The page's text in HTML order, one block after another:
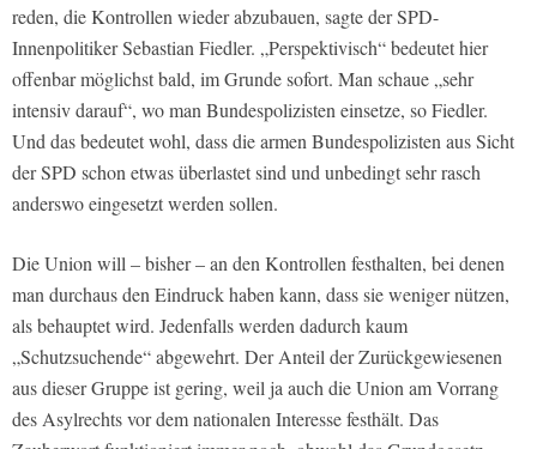
reden, die Kontrollen wieder abzubauen, sagte der SPD-
Innenpolitiker Sebastian Fiedler. „Perspektivisch“ bedeutet hier
offenbar möglichst bald, im Grunde sofort. Man schaue „sehr
intensiv darauf“, wo man Bundespolizisten einsetze, so Fiedler.
Und das bedeutet wohl, dass die armen Bundespolizisten aus Sicht
der SPD schon etwas überlastet sind und unbedingt sehr rasch
anderswo eingesetzt werden sollen.
Die Union will – bisher – an den Kontrollen festhalten, bei denen
man durchaus den Eindruck haben kann, dass sie weniger nützen,
als behauptet wird. Jedenfalls werden dadurch kaum
„Schutzsuchende“ abgewehrt. Der Anteil der Zurückgewiesenen
aus dieser Gruppe ist gering, weil ja auch die Union am Vorrang
des Asylrechts vor dem nationalen Interesse festhält. Das